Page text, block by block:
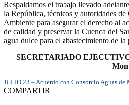
Respaldamos el trabajo llevado
la República, técnicos y autoridades
Ambiente para asegurar el derecho al
de calidad y preservar la Cuenca del
agua dulce para el abastecimiento de la
SECRETARIADO
JULIO 23 – Acuerdo con Consorcio Aguas de
COMPARTIR